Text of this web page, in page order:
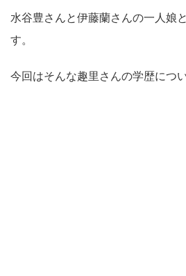
水谷豊さんと伊藤蘭さんの一人娘
す。
今回はそんな趣里さんの学歴につ